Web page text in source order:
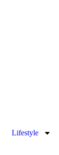
Lifestyle